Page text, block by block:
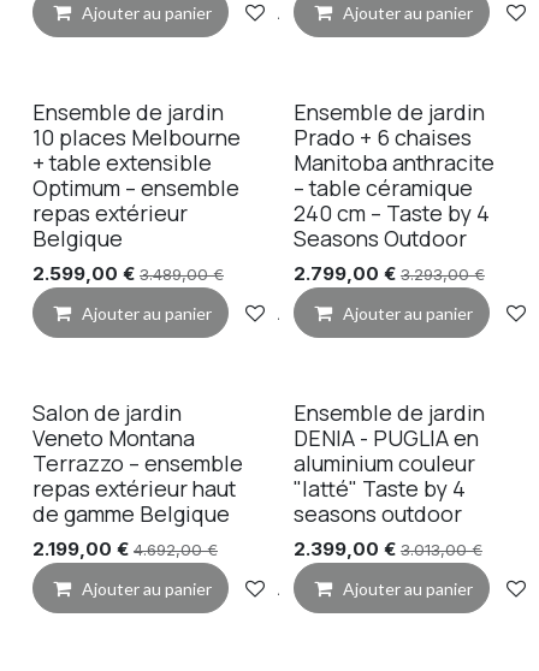
Ajouter au panier Ajouter à la liste de souhaits
Ajouter au panier
Ensemble de jardin
10 places Melbourne
+ table extensible
Optimum – ensemble
repas extérieur
Belgique
2.599,00 € 3.489,00€
Ajouter au panier Ajouter à la liste de souhaits
Ensemble de jardin
Prado + 6 chaises
Manitoba anthracite
– table céramique
240 cm – Taste by 4
Seasons Outdoor
2.799,00 € 3.293,00€
Ajouter au panier
Salon de jardin
Veneto Montana
Terrazzo – ensemble
repas extérieur haut
de gamme Belgique
2.199,00 € 4.692,00€
Ajouter au panier Ajouter à la liste de souhaits
Ensemble de jardin
DENIA - PUGLIA en
aluminium couleur
"latté" Taste by 4
seasons outdoor
2.399,00 € 3.013,00€
Ajouter au panier